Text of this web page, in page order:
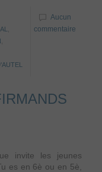
Aucun
commentaire
invite les jeunes
es en 6è ou en 5è,